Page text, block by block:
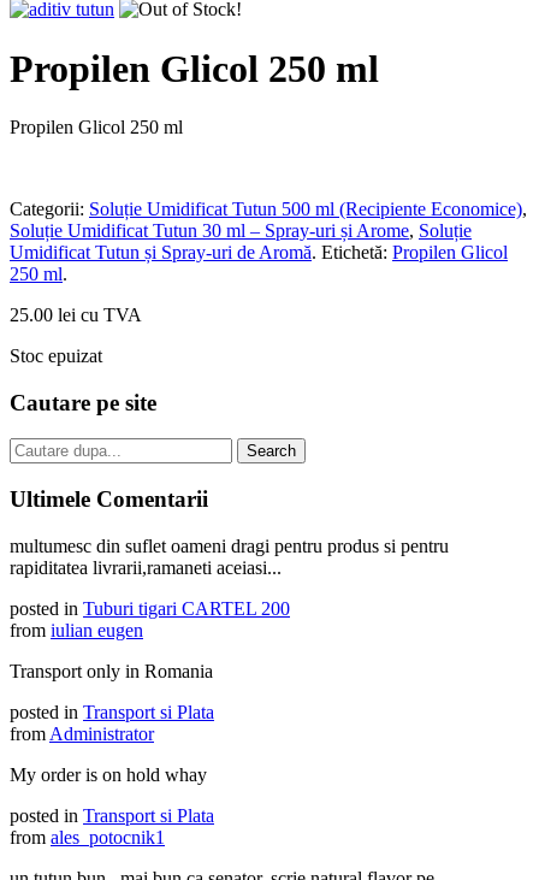
Propilen Glicol 250 ml
Propilen Glicol 250 ml
Categorii: Soluție Umidificat Tutun 500 ml (Recipiente Economice),
Soluție Umidificat Tutun 30 ml – Spray-uri și Arome, Soluție
Umidificat Tutun și Spray-uri de Aromă. Etichetă: Propilen Glicol
250 ml.
25.00 lei cu TVA
Stoc epuizat
Cautare pe site
Ultimele Comentarii
multumesc din suflet oameni dragi pentru produs si pentru
rapiditatea livrarii,ramaneti aceiasi...
posted in Tuburi tigari CARTEL 200
from iulian eugen
Transport only in Romania
posted in Transport si Plata
from Administrator
My order is on hold whay
posted in Transport si Plata
from ales_potocnik1